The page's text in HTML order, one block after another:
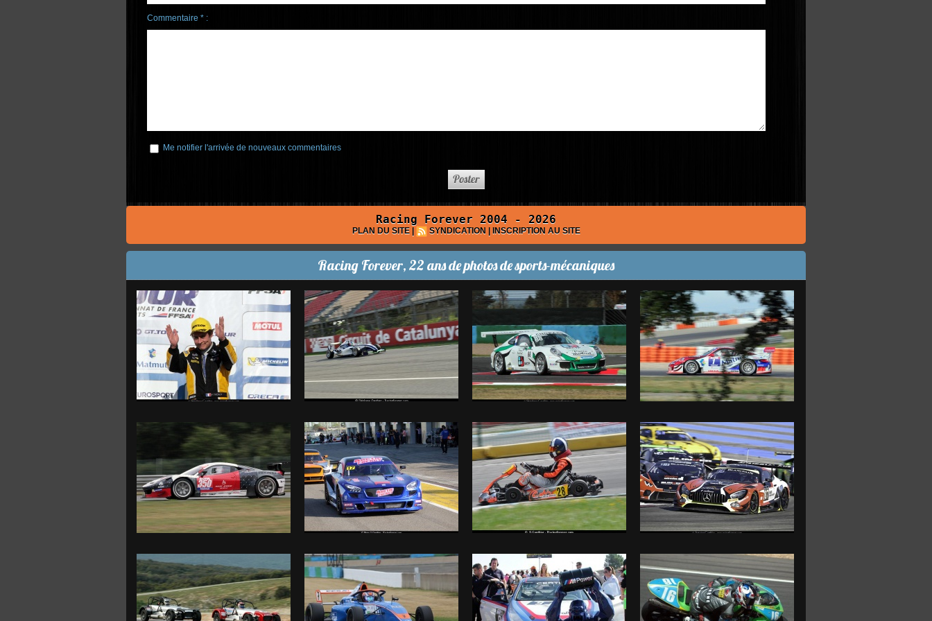
Commentaire * :
Me notifier l'arrivée de nouveaux commentaires
Racing Forever 2004 - 2026
PLAN DU SITE | SYNDICATION | INSCRIPTION AU SITE
Racing Forever, 22 ans de photos de sports-mécaniques